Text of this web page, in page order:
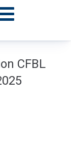
CFBL